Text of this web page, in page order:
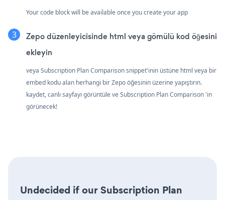
Your code block will be available once you create your app
Zepo düzenleyicisinde html veya gömülü kod öğesini
ekleyin
veya Subscription Plan Comparison snippet'inin üstüne html veya bir
embed kodu alan herhangi bir Zepo öğesinin üzerine yapıştırın.
kaydet, canlı sayfayı görüntüle ve Subscription Plan Comparison 'in
görünecek!
Undecided if our Subscription Plan